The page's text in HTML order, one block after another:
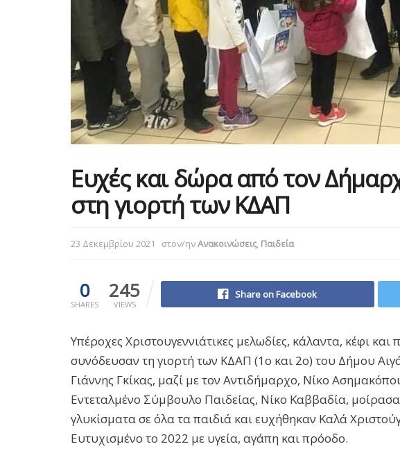
Ευχές και δώρα από τον
στη γιορτή των ΚΔΑΠ
23 Δεκεμβρίου 2021 στον/ηνΑνακοινώσεις, Παιδεία
0
SHARES
245
VIEWS
Share on Facebook
Υπέροχες Χριστουγεννιάτικες μελωδίες, κάλαντα, κέφι
συνόδευσαν τη γιορτή των ΚΔΑΠ (1ο και 2ο) του Δήμου
Γιάννης Γκίκας, μαζί με τον Αντιδήμαρχο, Νίκο
Εντεταλμένο Σύμβουλο Παιδείας, Νίκο Καββαδία,
γλυκίσματα σε όλα τα παιδιά και ευχήθηκαν Καλά
Ευτυχισμένο το 2022 με υγεία, αγάπη και πρόοδο.